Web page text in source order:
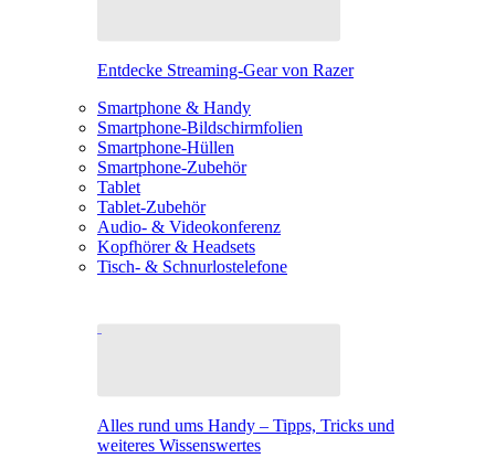
Entdecke Streaming-Gear von Razer
Smartphone & Handy
Smartphone-Bildschirmfolien
Smartphone-Hüllen
Smartphone-Zubehör
Tablet
Tablet-Zubehör
Audio- & Videokonferenz
Kopfhörer & Headsets
Tisch- & Schnurlostelefone
Alles rund ums Handy – Tipps, Tricks und
weiteres Wissenswertes